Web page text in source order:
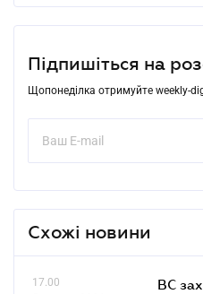
Підпишіться на
Щопонеділка отримуйте weekly-
Схожі новини
17.00
ВС